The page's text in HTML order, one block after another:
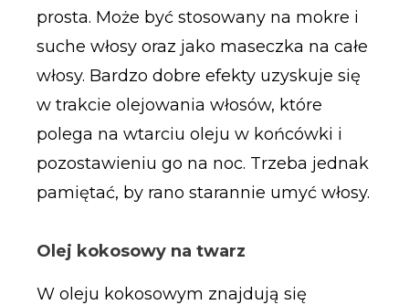
prosta. Może być stosowany na mokre i
suche włosy oraz jako maseczka na całe
włosy. Bardzo dobre efekty uzyskuje się
w trakcie olejowania włosów, które
polega na wtarciu oleju w końcówki i
pozostawieniu go na noc. Trzeba jednak
pamiętać, by rano starannie umyć włosy.
Olej kokosowy na twarz
W oleju kokosowym znajdują się